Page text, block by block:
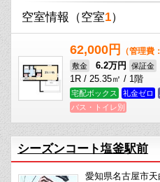
空室情報 （空室1）
62,000円 （管理費
敷金 6.2万円 保証金
1R / 25.35㎡ / 1階
宅配ボックス 礼金ゼロ
バス・トイレ別
シーズンコート塩釜駅前
愛知県名古屋市